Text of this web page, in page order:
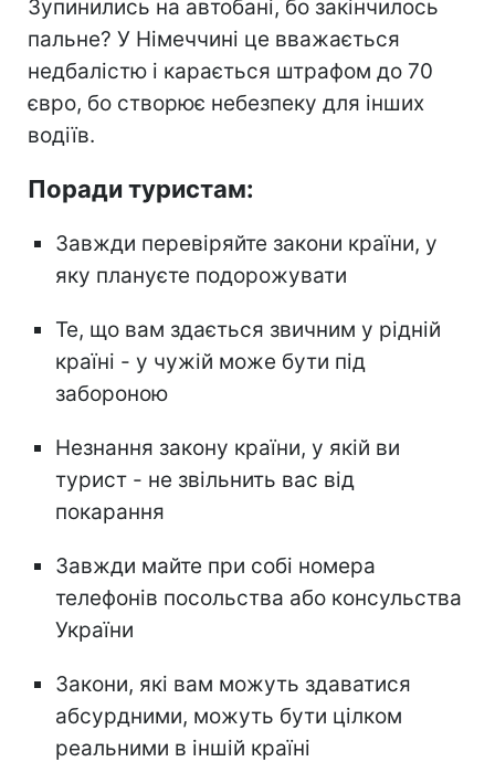
Зупинились на автобані, бо закінчилось
пальне? У Німеччині це вважається
недбалістю і карається штрафом до 70
євро, бо створює небезпеку для інших
водіїв.
Поради туристам:
Завжди перевіряйте закони країни, у
яку плануєте подорожувати
Те, що вам здається звичним у рідній
країні - у чужій може бути під
забороною
Незнання закону країни, у якій ви
турист - не звільнить вас від
покарання
Завжди майте при собі номера
телефонів посольства або консульства
України
Закони, які вам можуть здаватися
абсурдними, можуть бути цілком
реальними в іншій країні